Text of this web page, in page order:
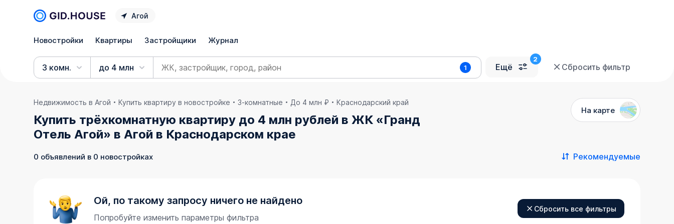
Агой
Новостройки Квартиры Застройщики Журнал
3 комн. до 4 млн 1 Ещё Сбросить фильтр
Недвижимость в Агой Купить квартиру в новостройке 3-комнатные До 4 млн ₽ Краснодарский край
Купить трёхкомнатную квартиру до 4 млн рублей в ЖК «Гранд
Отель Агой» в Агой в Краснодарском крае
На карте
0 объявлений в 0 новостройках Рекомендуемые
Ой, по такому запросу ничего не найдено
Попробуйте изменить параметры фильтра
Сбросить все фильтры